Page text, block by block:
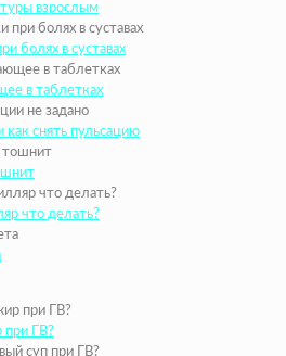
взрослым
болях в суставах
в таблетках
как снять пульсацию
что делать?
при ГВ?